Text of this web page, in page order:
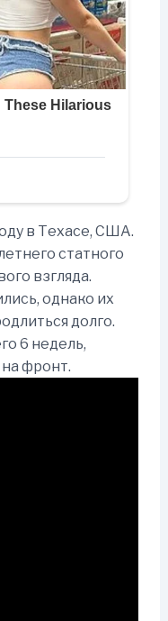
в Техасе, США.
статного
взгляда.
однако их
долго.
6 недель,
фронт.